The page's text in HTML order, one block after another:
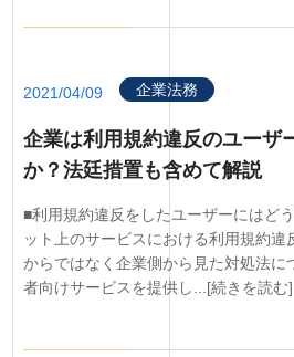
2021/04/09 企業法務
企業は利用規約違反のユーザ
か？法廷措置も含めて解説
■利用規約違反をしたユーザーにはど
ット上のサービスにおける利用規約違
からではなく企業側から見た対処法に
者向けサービスを提供し...[続きを読む]